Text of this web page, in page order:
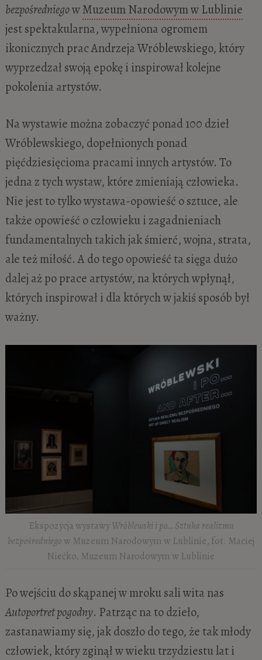
bezpośredniegowMuzeum Narodowym w Lublinie
jest spektakularna, wypełniona ogromem
ikonicznych prac Andrzeja Wróblewskiego, który
wyprzedzał swoją epokę i inspirował kolejne
pokolenia artystów.
Na wystawie można zobaczyć ponad 100 dzieł
Wróblewskiego, dopełnionych ponad
pięćdziesięcioma pracami innych artystów. To
jedna z tych wystaw, które zmieniają człowieka.
Nie jest to tylko wystawa-opowieść o sztuce, ale
także opowieść o człowieku i zagadnieniach
fundamentalnych takich jak śmierć, wojna, strata,
ale też miłość. A do tego opowieść ta sięga dużo
dalej aż po prace artystów, na których wpłynął,
których inspirował i dla których w jakiś sposób był
ważny.
Ekspozycja wystawyWróblewski i po… Sztuka realizmu
bezpośredniegow Muzeum Narodowym w Lublinie, fot. Maciej
Niećko, Muzeum Narodowym w Lublinie
Po wejściu do skąpanej w mroku sali wita nas
Autoportret pogodny. Patrząc na to dzieło,
zastanawiamy się, jak doszło do tego, że tak młody
człowiek, który zginął w wiekutrzydziestu lat i